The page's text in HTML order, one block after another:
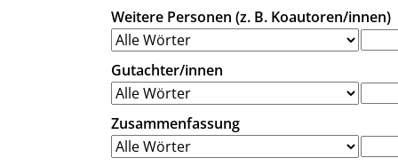
Weitere Personen (z. B. Koautoren/innen)
Gutachter/innen
Zusammenfassung